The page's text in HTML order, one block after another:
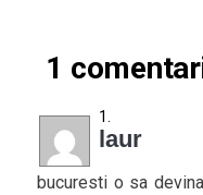
1
laur
bucuresti o sa